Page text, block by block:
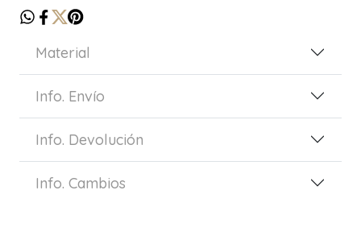
Material
Info. Envío
Info. Devolución
Info. Cambios